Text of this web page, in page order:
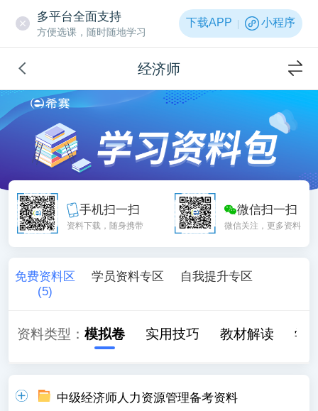
多平台全面支持
方便选课，随时随地学习
下载APP 小程序
经济师
手机扫一扫
资料下载，随身携带
微信扫一扫
微信关注，更多资料
免费资料区
(5)
学员资料专区 自我提升专区
资料类型：
历年真题 模拟卷 实用技巧 教材解读 学
中级经济师人力资源管理备考资料